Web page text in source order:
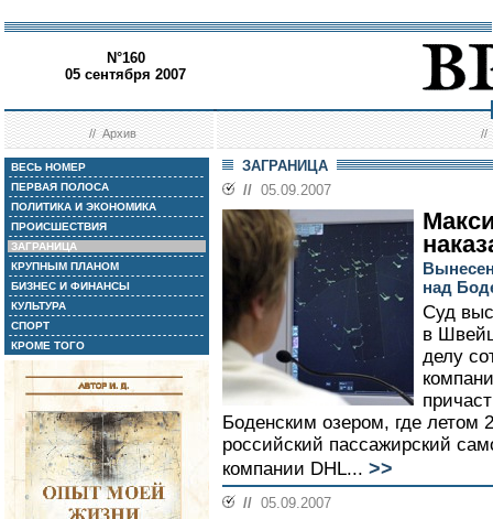
N°160
05 сентября 2007
//Архив //
ВЕСЬ НОМЕР
ПЕРВАЯ ПОЛОСА
ПОЛИТИКА И ЭКОНОМИКА
ПРОИСШЕСТВИЯ
ЗАГРАНИЦА
КРУПНЫМ ПЛАНОМ
БИЗНЕС И ФИНАНСЫ
КУЛЬТУРА
СПОРТ
КРОМЕ ТОГО
ЗАГРАНИЦА
// 05.09.2007
над
Суд
в
делу
Боденским озером, где летом
российский пассажирский
компании DHL... >>
// 05.09.2007